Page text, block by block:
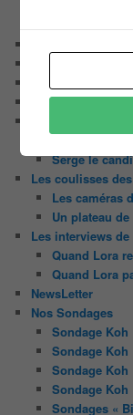
Tout le
Il était une fois ….
Le candidat
Le
Géraldine
Serge le
Les coulisses
Les caméras
Un plateau
Les interviews de
Quand Lora
Quand Lora
NewsLetter
Nos Sondages
Sondage Koh
Sondage Koh
Sondage Koh
Sondage Koh
Sondages «